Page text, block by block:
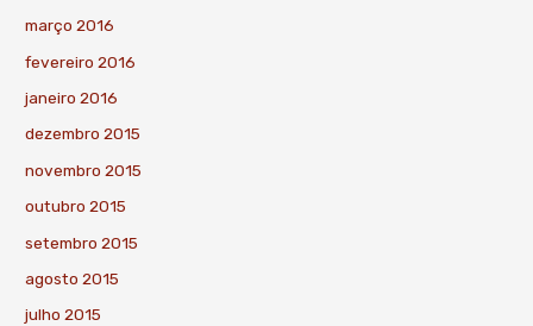
março 2016
fevereiro 2016
janeiro 2016
dezembro 2015
novembro 2015
outubro 2015
setembro 2015
agosto 2015
julho 2015